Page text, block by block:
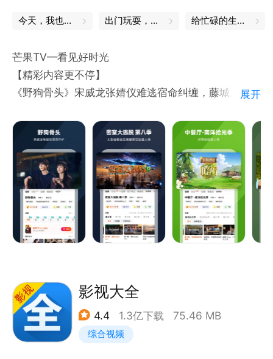
《声生不息·大湾区季》湾区之音，唱响同根同源中华
《锦绣安宁》爽剧！张晚意任敏夺回一切。
《披荆斩棘 第四季》34位成员挑战第四代滚烫家族席
位。
《密室大逃脱 第六季》蜜桃星球”风云再起，特调小队
整装待发！
今天，我也是勇敢的打工人 出门玩耍，这些App帮你省心 给忙碌的生活，一个中场休息
芒果TV—看见好时光
【精彩内容更不停】
《野狗骨头》宋威龙张婧仪难逃宿命纠缠，藤城上演盛
《密室大逃脱 第八季》特调小队揭开无限流世界的秘
《中餐厅·南洋拾光季》王俊凯回归任新职。
《忙忙碌碌寻宝藏 2》寻宝就是要开心的嘛。
《歌手2026》万种声响，皆入场。
《耀眼》落难千金野草少年逆风成长，治愈青春！
《爸爸当家5》爸爸当家，拥抱自己一下！
《你好，星期六2026》你好星期六，精彩看不够
《女神蒙上眼》以法为刃！辛芷蕾林雨申演绎精英律
师。
《玉茗茶骨》甜度爆表！侯明昊古力娜扎互撩上头。
展开
影视大全
4.4 1.3亿下载 75.46 MB
综合视频